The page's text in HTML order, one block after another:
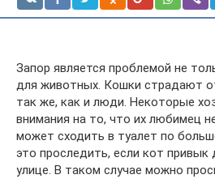
Запор является проблемой не
для животных. Кошки страдают
так же, как и люди. Некоторые
внимания на то, что их любимец
может сходить в туалет по
это проследить, если кот привык
улице. В таком случае можно